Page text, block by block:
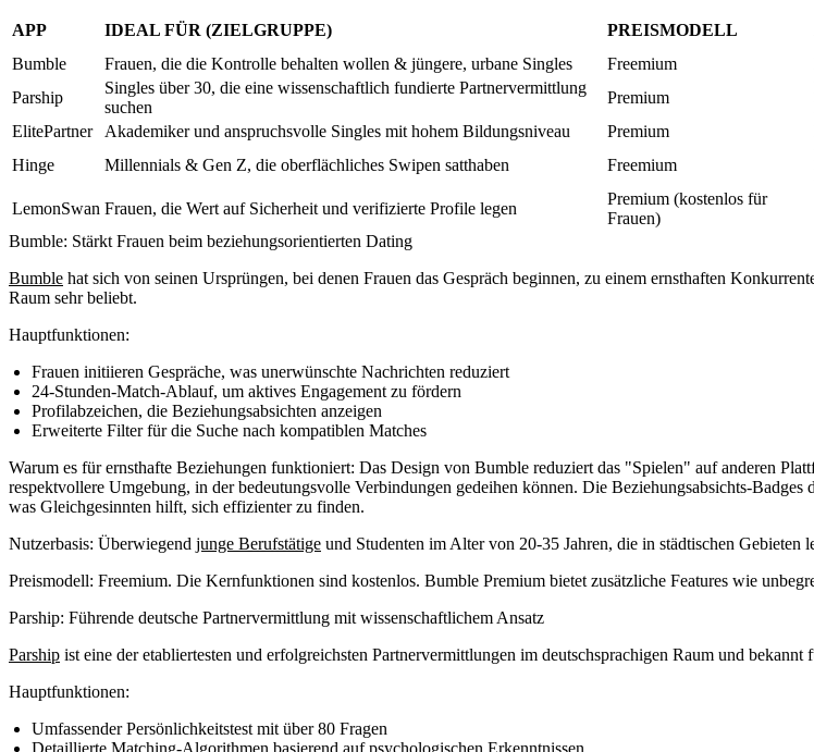
APP IDEAL FÜR (ZIELGRUPPE) PREISMODELL
Bumble
Frauen, die die Kontrolle behalten wollen & jüngere, urbane Singles Freemium
Parship
Singles über 30, die eine wissenschaftlich fundierte Partnervermittlung
suchen
Premium
ElitePartner
Akademiker und anspruchsvolle Singles mit hohem Bildungsniveau Premium
Hinge
Millennials & Gen Z, die oberflächliches Swipen satthaben Freemium
LemonSwan Frauen, die Wert auf Sicherheit und verifizierte Profile legen
Premium (kostenlos für
Frauen)
Bumble: Stärkt Frauen beim beziehungsorientierten Dating
Bumble hat sich von seinen Ursprüngen, bei denen Frauen das Gespräch beginnen, zu einem ernsthaften
Raum sehr beliebt.
Hauptfunktionen:
Frauen initiieren Gespräche, was unerwünschte Nachrichten reduziert
24-Stunden-Match-Ablauf, um aktives Engagement zu fördern
Profilabzeichen, die Beziehungsabsichten anzeigen
Erweiterte Filter für die Suche nach kompatiblen Matches
Warum es für ernsthafte Beziehungen funktioniert: Das Design von Bumble reduziert das "Spielen" auf anderen
respektvollere Umgebung, in der bedeutungsvolle Verbindungen gedeihen können. Die Beziehungsabsichts-
was Gleichgesinnten hilft, sich effizienter zu finden.
Nutzerbasis: Überwiegend junge Berufstätige und Studenten im Alter von 20-35 Jahren, die in städtischen Gebieten
Preismodell: Freemium. Die Kernfunktionen sind kostenlos. Bumble Premium bietet zusätzliche Features wie
Parship: Führende deutsche Partnervermittlung mit wissenschaftlichem Ansatz
Parship ist eine der etabliertesten und erfolgreichsten Partnervermittlungen im deutschsprachigen Raum und
Hauptfunktionen:
Umfassender Persönlichkeitstest mit über 80 Fragen
Detaillierte Matching-Algorithmen basierend auf psychologischen Erkenntnissen